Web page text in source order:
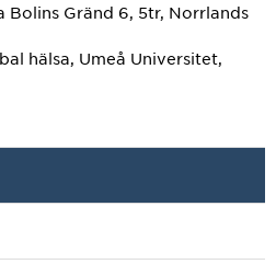
Bolins Gränd 6, 5tr, Norrlands
hälsa, Umeå Universitet,